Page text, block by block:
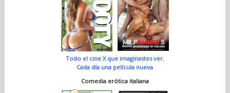
Todo el cine X que imaginastes ver.
Cada día una película nueva
Comedia erótica italiana